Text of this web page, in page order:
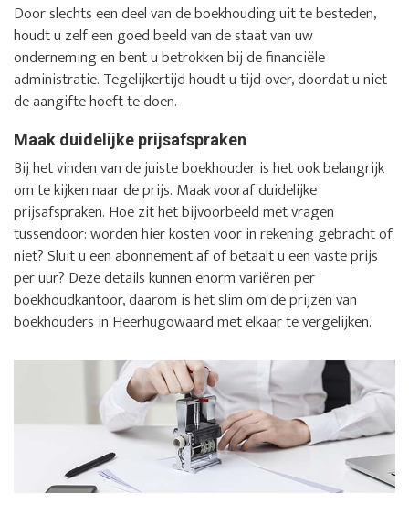
Door slechts een deel van de boekhouding uit te besteden,
houdt u zelf een goed beeld van de staat van uw
onderneming en bent u betrokken bij de financiële
administratie. Tegelijkertijd houdt u tijd over, doordat u niet
de aangifte hoeft te doen.
Maak duidelijke prijsafspraken
Bij het vinden van de juiste boekhouder is het ook belangrijk
om te kijken naar de prijs. Maak vooraf duidelijke
prijsafspraken. Hoe zit het bijvoorbeeld met vragen
tussendoor: worden hier kosten voor in rekening gebracht of
niet? Sluit u een abonnement af of betaalt u een vaste prijs
per uur? Deze details kunnen enorm variëren per
boekhoudkantoor, daarom is het slim om de prijzen van
boekhouders in Heerhugowaard met elkaar te vergelijken.